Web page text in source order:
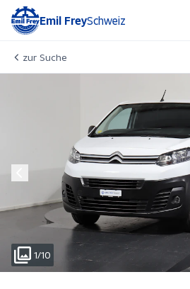
Emil FreySchweiz
zur Suche
1/10